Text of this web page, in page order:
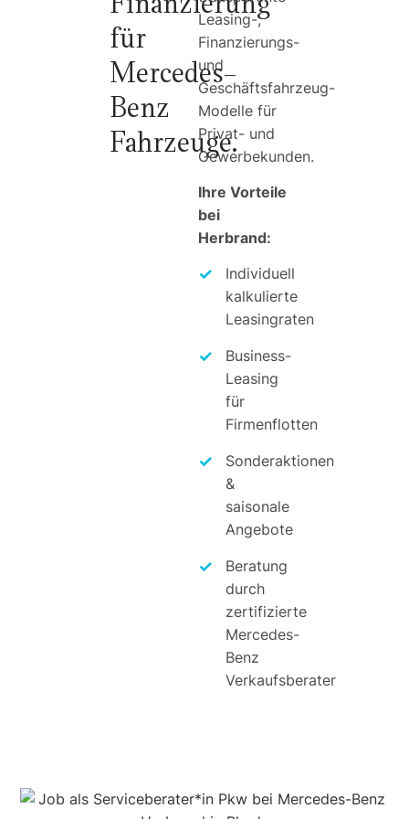
für
Mercedes-
Benz
Fahrzeuge.
Leasing-,
Finanzierungs-
und
Geschäftsfahrzeug-
Modelle für
Privat- und
Gewerbekunden.
Ihre Vorteile
bei
Herbrand:
Individuell
kalkulierte
Leasingraten
Business-
Leasing
für
Firmenflotten
Sonderaktionen
&
saisonale
Angebote
Beratung
durch
zertifizierte
Mercedes-
Benz
Verkaufsberater